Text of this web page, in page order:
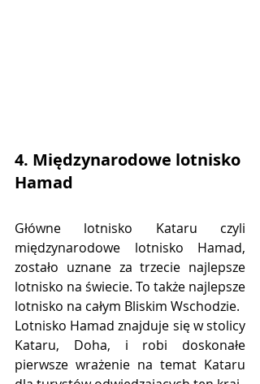
4. Międzynarodowe lotnisko
Hamad
Główne lotnisko Kataru czyli
międzynarodowe lotnisko Hamad,
zostało uznane za trzecie najlepsze
lotnisko na świecie. To także najlepsze
lotnisko na całym Bliskim Wschodzie.
Lotnisko Hamad znajduje się w stolicy
Kataru, Doha, i robi doskonałe
pierwsze wrażenie na temat Kataru